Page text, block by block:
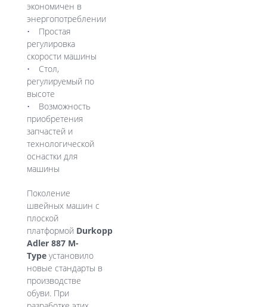
экономичен в
энергопотреблении
Простая
регулировка
скорости машины
Стол,
регулируемый по
высоте
Возможность
приобретения
запчастей и
технологической
оснастки для
машины
Поколение
швейных машин с
плоской
платформой Durkopp
Adler 887 M-
Type установило
новые стандарты в
производстве
обуви. При